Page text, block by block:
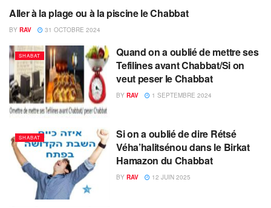
SHABAT
Aller à la plage ou à la piscine le Chabbat
BY RAV 31 OCTOBRE 2024
SHABAT
Quand on a oublié de mettre ses
Tefilines avant Chabbat/Si on
veut peser le Chabbat
BY RAV 1 SEPTEMBRE 2024
SHABAT
Si on a oublié de dire Rétsé
Véha’halitsénou dans le Birkat
Hamazon du Chabbat
BY RAV 12 JUIN 2025